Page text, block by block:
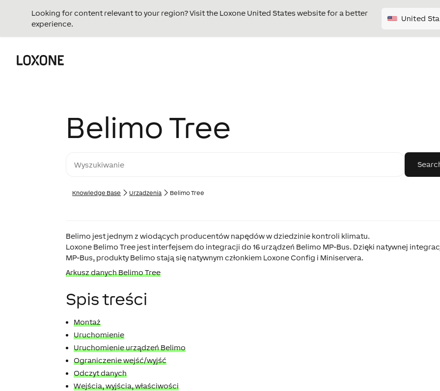
Looking for content relevant to your region? Visit the Loxone United States website for a better
experience.
United
Belimo Tree
Knowledge Base Urządzenia Belimo Tree
Belimo jest jednym z wiodących producentów napędów w dziedzinie kontroli klimatu.
Loxone Belimo Tree jest interfejsem do integracji do 16 urządzeń Belimo MP-Bus. Dzięki natywnej
MP-Bus, produkty Belimo stają się natywnym członkiem Loxone Config i Miniservera.
Arkusz danych Belimo Tree
Spis treści
Montaż
Uruchomienie
Uruchomienie urządzeń Belimo
Ograniczenie wejść/wyjść
Odczyt danych
Wejścia, wyjścia, właściwości